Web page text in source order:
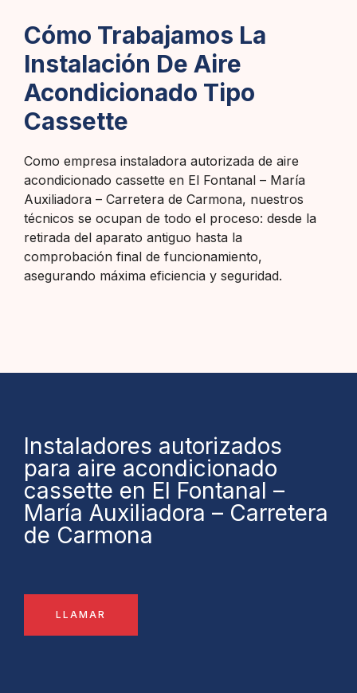
Cómo Trabajamos La
Instalación De Aire
Acondicionado Tipo
Cassette
Como empresa instaladora autorizada de aire
acondicionado cassette en El Fontanal – María
Auxiliadora – Carretera de Carmona, nuestros
técnicos se ocupan de todo el proceso: desde la
retirada del aparato antiguo hasta la
comprobación final de funcionamiento,
asegurando máxima eficiencia y seguridad.
Instaladores autorizados
para aire acondicionado
cassette en El Fontanal –
María Auxiliadora – Carretera
de Carmona
LLAMAR